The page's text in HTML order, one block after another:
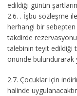
edildiği günün
2.6. . İşbu sözleşme
herhangi bir sebepten
takdirde
talebinin teyit edildiği
önünde bulundurarak
2.7. Çocuklar için
halinde